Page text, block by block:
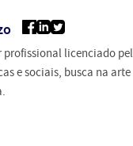
licenciado
e sociais, busca na